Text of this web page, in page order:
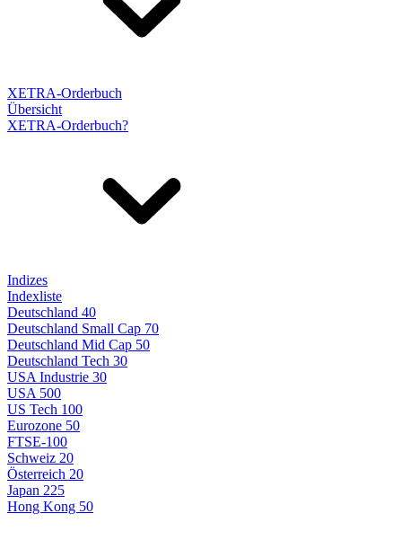
XETRA-Orderbuch
Übersicht
XETRA-Orderbuch?
Indizes
Indexliste
Deutschland 40
Deutschland Small Cap 70
Deutschland Mid Cap 50
Deutschland Tech 30
USA Industrie 30
USA 500
US Tech 100
Eurozone 50
FTSE-100
Schweiz 20
Österreich 20
Japan 225
Hong Kong 50